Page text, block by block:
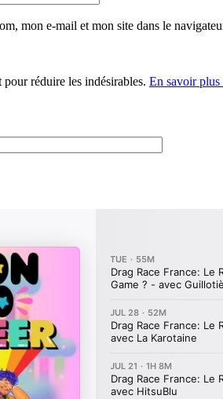
mon e-mail et mon site dans le
réduire les indésirables. En savoir plus